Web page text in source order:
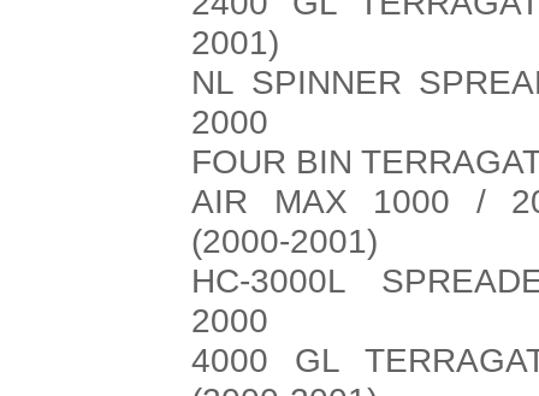
2001)
NL SPINNER
2000
FOUR BIN
AIR MAX 1000 /
(2000-2001)
HC-3000L
2000
4000 GL